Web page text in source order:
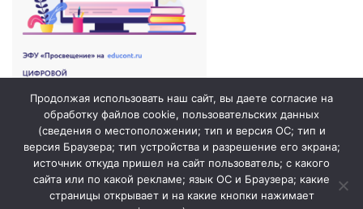
Продолжая использовать наш сайт, вы даете согласие на
обработку файлов cookie, пользовательских данных
(сведения о местоположении; тип и версия ОС; тип и
версия Браузера; тип устройства и разрешение его экрана;
источник откуда пришел на сайт пользователь; с какого
сайта или по какой рекламе; язык ОС и Браузера; какие
страницы открывает и на какие кнопки нажимает